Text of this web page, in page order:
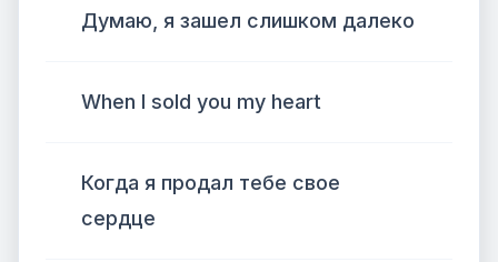
Думаю, я зашел слишком далеко
When I sold you my heart
Когда я продал тебе свое
сердце